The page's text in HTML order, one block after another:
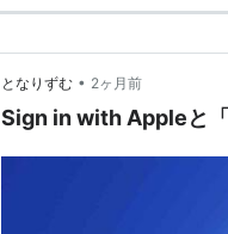
となりずむ • 2ヶ月前
Sign in with Appleと